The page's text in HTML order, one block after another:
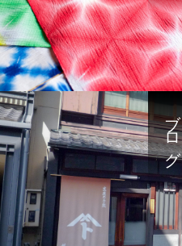
ブログ